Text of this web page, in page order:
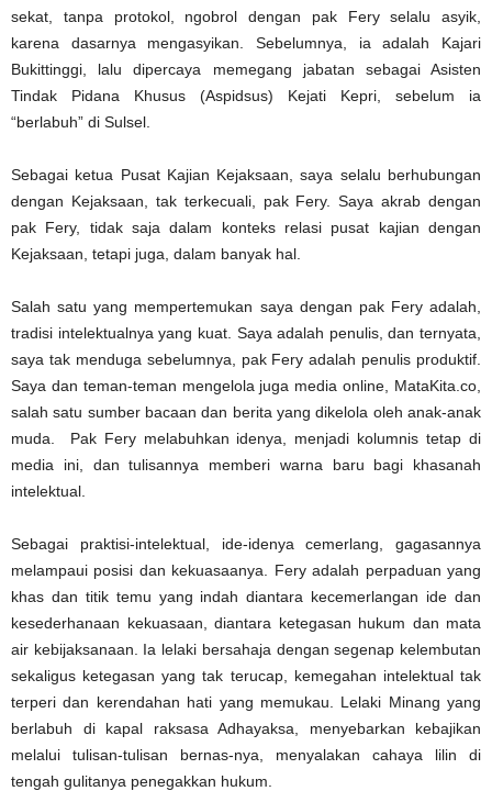
sekat, tanpa protokol, ngobrol dengan pak Fery selalu asyik,
karena dasarnya mengasyikan. Sebelumnya, ia adalah Kajari
Bukittinggi, lalu dipercaya memegang jabatan sebagai Asisten
Tindak Pidana Khusus (Aspidsus) Kejati Kepri, sebelum ia
“berlabuh” di Sulsel.
Sebagai ketua Pusat Kajian Kejaksaan, saya selalu berhubungan
dengan Kejaksaan, tak terkecuali, pak Fery. Saya akrab dengan
pak Fery, tidak saja dalam konteks relasi pusat kajian dengan
Kejaksaan, tetapi juga, dalam banyak hal.
Salah satu yang mempertemukan saya dengan pak Fery adalah,
tradisi intelektualnya yang kuat. Saya adalah penulis, dan ternyata,
saya tak menduga sebelumnya, pak Fery adalah penulis produktif.
Saya dan teman-teman mengelola juga media online, MataKita.co,
salah satu sumber bacaan dan berita yang dikelola oleh anak-anak
muda. Pak Fery melabuhkan idenya, menjadi kolumnis tetap di
media ini, dan tulisannya memberi warna baru bagi khasanah
intelektual.
Sebagai praktisi-intelektual, ide-idenya cemerlang, gagasannya
melampaui posisi dan kekuasaanya. Fery adalah perpaduan yang
khas dan titik temu yang indah diantara kecemerlangan ide dan
kesederhanaan kekuasaan, diantara ketegasan hukum dan mata
air kebijaksanaan. Ia lelaki bersahaja dengan segenap kelembutan
sekaligus ketegasan yang tak terucap, kemegahan intelektual tak
terperi dan kerendahan hati yang memukau. Lelaki Minang yang
berlabuh di kapal raksasa Adhayaksa, menyebarkan kebajikan
melalui tulisan-tulisan bernas-nya, menyalakan cahaya lilin di
tengah gulitanya penegakkan hukum.